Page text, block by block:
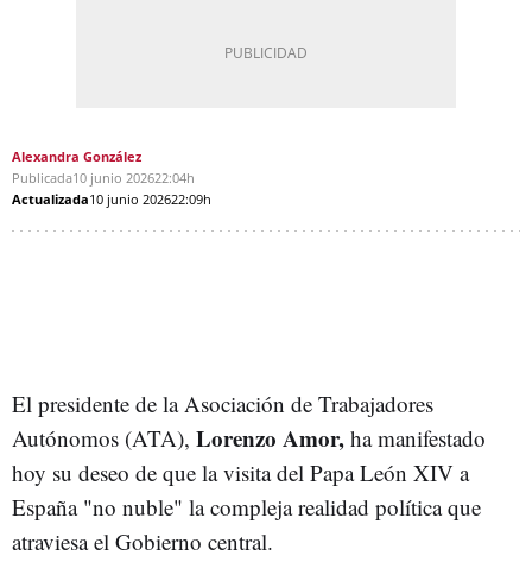
Alexandra González
Publicada10 junio 202622:04h
Actualizada10 junio 202622:09h
El presidente de la Asociación de Trabajadores
Autónomos (ATA), Lorenzo Amor, ha manifestado
hoy su deseo de que la visita del Papa León XIV a
España "no nuble" la compleja realidad política que
atraviesa el Gobierno central.